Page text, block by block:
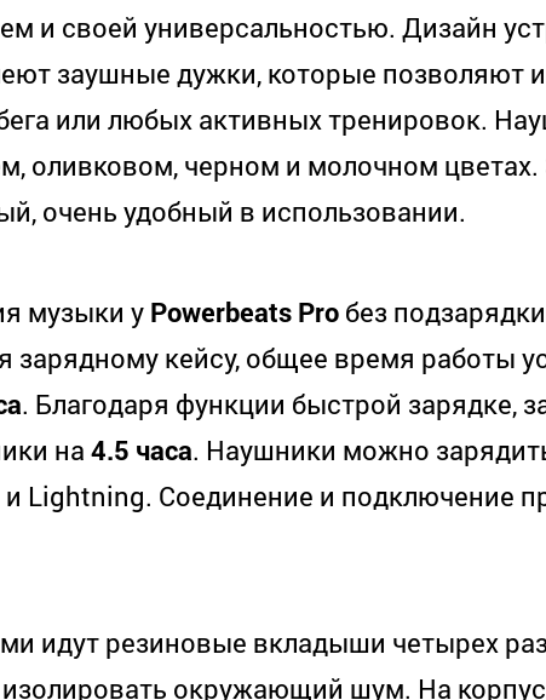
и своей универсальностью. Дизайн
заушные дужки, которые позволяют
или любых активных тренировок.
оливковом, черном и молочном
очень удобный в использовании.
музыки у Powerbeats Pro без
зарядному кейсу, общее время работы
. Благодаря функции быстрой зарядке,
на 4.5 часа. Наушники можно
Lightning. Соединение и подключение
идут резиновые вкладыши четырех
изолировать окружающий шум. На